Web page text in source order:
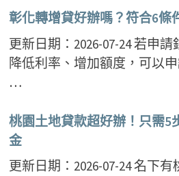
彰化轉增貸好辦嗎？符合6條
更新日期：2026-07-24 若申
降低利率、增加額度，可以
…
桃園土地貸款超好辦！只需5
金
更新日期：2026-07-24 名下